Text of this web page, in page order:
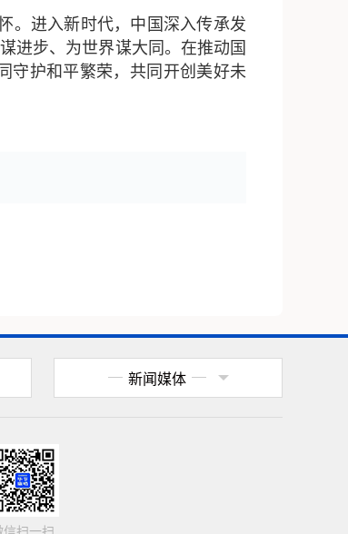
。进入新时代，中国深入传承发
进步、为世界谋大同。在推动国
守护和平繁荣，共同开创美好未
新闻媒体
信扫一扫